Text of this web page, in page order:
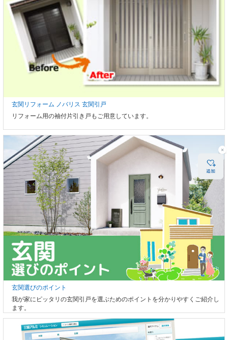
玄関リフォーム ノバリス 玄関引戸
リフォーム用の袖付片引き戸もご用意しています。
玄関選びのポイント
我が家にピッタリの玄関引戸を選ぶためのポイントを分かりやすくご紹介し
ます。